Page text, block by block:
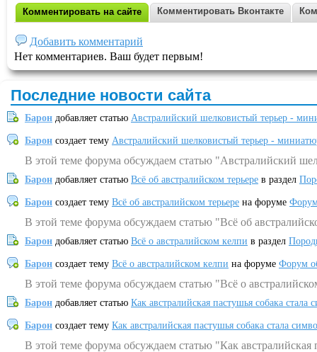
Комментировать на сайте Комментировать Вконтакте
Добавить комментарий
Нет комментариев. Ваш будет первым!
Последние новости сайта
Барон добавляет статью Австралийский шелковистый терьер -
Барон создает тему Австралийский шелковистый терьер -
В этой теме форума обсуждаем статью "Австралийский
Барон добавляет статью Всё об австралийском терьере в раздел
Барон создает тему Всё об австралийском терьере на форуме
В этой теме форума обсуждаем статью "Всё об
Барон добавляет статью Всё о австралийском келпи в раздел
Барон создает тему Всё о австралийском келпи на форуме Форум
В этой теме форума обсуждаем статью "Всё о
Барон добавляет статью Как австралийская пастушья собака
Барон создает тему Как австралийская пастушья собака стала
В этой теме форума обсуждаем статью "Как